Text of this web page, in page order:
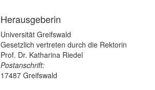
Herausgeberin
Universität Greifswald
Gesetzlich vertreten durch die Rektorin
Prof. Dr. Katharina Riedel
Postanschrift:
17487 Greifswald